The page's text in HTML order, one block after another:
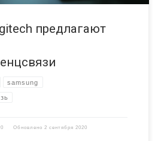
предлагают
samsung
Обновлено 2 сентября 2020